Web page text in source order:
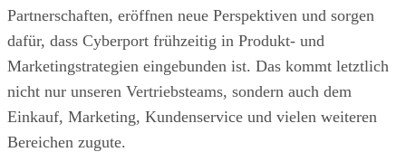
Partnerschaften, eröffnen neue Perspektiven und sorgen
dafür, dass Cyberport frühzeitig in Produkt- und
Marketingstrategien eingebunden ist. Das kommt letztlich
nicht nur unseren Vertriebsteams, sondern auch dem
Einkauf, Marketing, Kundenservice und vielen weiteren
Bereichen zugute.